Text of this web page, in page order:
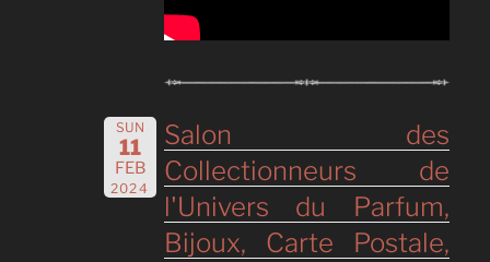
SUN
11
FEB
2024
Salon des
Collectionneurs de
l'Univers du Parfum,
Bijoux, Carte Postale,